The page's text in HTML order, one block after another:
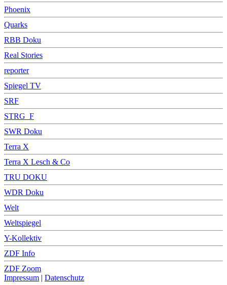
Phoenix
Quarks
RBB Doku
Real Stories
reporter
Spiegel TV
SRF
STRG_F
SWR Doku
Terra X
Terra X Lesch & Co
TRU DOKU
WDR Doku
Welt
Weltspiegel
Y-Kollektiv
ZDF Info
ZDF Zoom
Impressum | Datenschutz